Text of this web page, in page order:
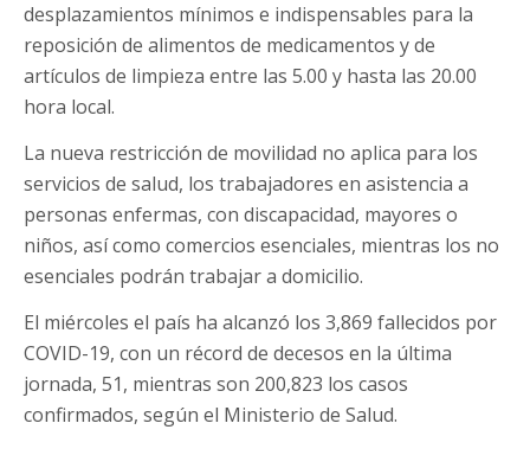
desplazamientos mínimos e indispensables para la
reposición de alimentos de medicamentos y de
artículos de limpieza entre las 5.00 y hasta las 20.00
hora local.
La nueva restricción de movilidad no aplica para los
servicios de salud, los trabajadores en asistencia a
personas enfermas, con discapacidad, mayores o
niños, así como comercios esenciales, mientras los no
esenciales podrán trabajar a domicilio.
El miércoles el país ha alcanzó los 3,869 fallecidos por
COVID-19, con un récord de decesos en la última
jornada, 51, mientras son 200,823 los casos
confirmados, según el Ministerio de Salud.